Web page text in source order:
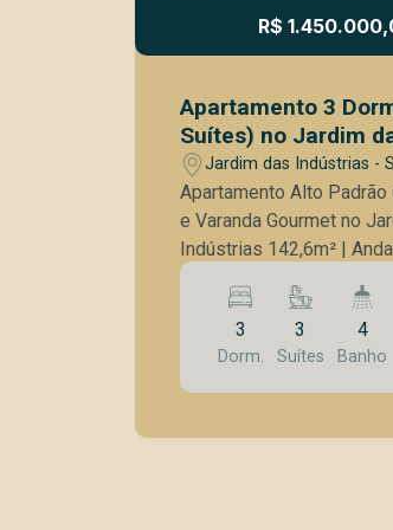
R$
Apartamento 3
Suítes) no Jardim
Indústrias 142m²
Jardim das Indústrias -
Campos/SP
Apartamento Alto
e Varanda Gourmet no
Indústrias 142,6m² | Andar Alto e Sol da
Manhã Descubra o
entre conforto, elegância
privilegiada neste amplo
localizado na Rua
Marques, nº 3202, no
3
Dorm.
3
Suítes
4
Banho